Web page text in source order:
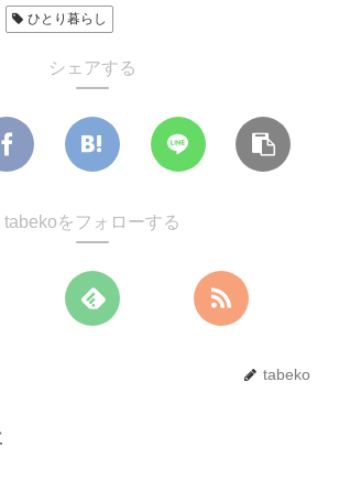
ひとり暮らし
シェアする
tabekoをフォローする
tabeko